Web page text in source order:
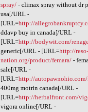
spray/- climax spray without dr
usa[/URL -
[URL=http://
ddavp buy in canada[/URL -
[URL=http://bodywit.com/
generic[/URL - [URL=http://reso-
nation.org/product/femara/-
sale[/URL -
[URL=http://
400mg motrin canada[/URL -
[URL=http://herbalfront.com/
vigora online[/URL -